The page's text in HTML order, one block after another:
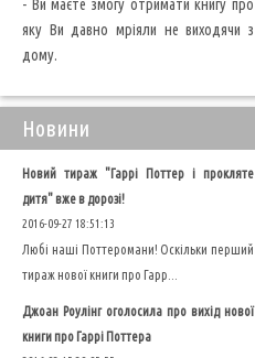
- Ви маєте змогу отримати книгу про
яку Ви давно мріяли не виходячи з
дому.
Новини
Новий тираж "Гаррі Поттер і прокляте
дитя" вже в дорозі!
2016-09-27 18:51:13
Любі наші Поттеромани! Оскільки перший
тираж нової книги про Гарр...
Джоан Роулінг оголосила про вихід нової
книги про Гаррі Поттера